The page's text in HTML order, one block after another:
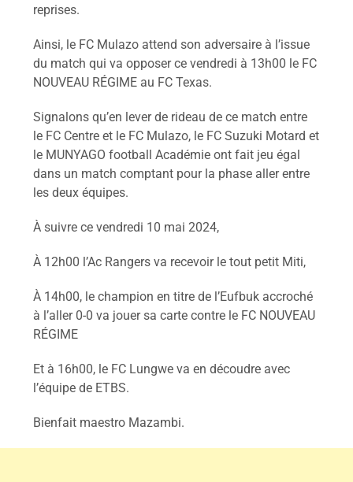
reprises.
Ainsi, le FC Mulazo attend son adversaire à l’issue
du match qui va opposer ce vendredi à 13h00 le FC
NOUVEAU RÉGIME au FC Texas.
Signalons qu’en lever de rideau de ce match entre
le FC Centre et le FC Mulazo, le FC Suzuki Motard et
le MUNYAGO football Académie ont fait jeu égal
dans un match comptant pour la phase aller entre
les deux équipes.
À suivre ce vendredi 10 mai 2024,
À 12h00 l’Ac Rangers va recevoir le tout petit Miti,
À 14h00, le champion en titre de l’Eufbuk accroché
à l’aller 0-0 va jouer sa carte contre le FC NOUVEAU
RÉGIME
Et à 16h00, le FC Lungwe va en découdre avec
l’équipe de ETBS.
Bienfait maestro Mazambi.